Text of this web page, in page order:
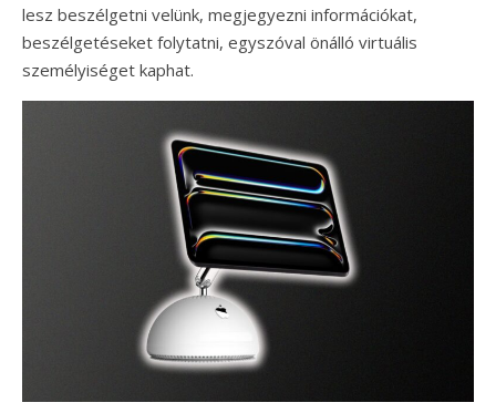
lesz beszélgetni velünk, megjegyezni információkat,
beszélgetéseket folytatni, egyszóval önálló virtuális
személyiséget kaphat.